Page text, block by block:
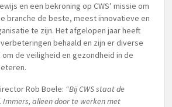
en een bekroning op CWS’ missie om
branche de beste, meest innovatieve en
te zijn. Het afgelopen jaar heeft
behaald en zijn er diverse
de veiligheid en gezondheid in de
Rob Boele: “Bij CWS staat de
alleen door te werken met